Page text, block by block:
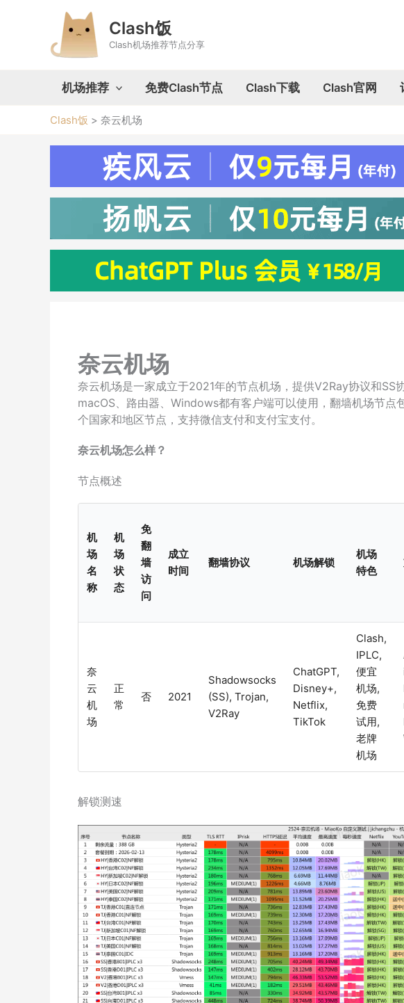
Clash饭
Clash机场推荐节点分享
机场推荐 免费Clash节点 Clash下载 Clash官网
Clash饭 > 奈云机场
奈云机场
奈云机场是一家成立于2021年的节点机场，提供V2Ray协议和SS
macOS、路由器、Windows都有客户端可以使用，翻墙机场节点
个国家和地区节点，支持微信支付和支付宝支付。
奈云机场怎么样？
节点概述
机
场
名
称
机
场
状
态
免
翻
墙
访
问
成立
时间
翻墙协议 机场解锁
机场
特色
奈
云
机
场
正
常
否 2021
Shadowsocks
(SS), Trojan,
V2Ray
ChatGPT,
Disney+,
Netflix,
TikTok
Clash,
IPLC,
便宜
机场,
免费
试用,
老牌
机场
解锁测速